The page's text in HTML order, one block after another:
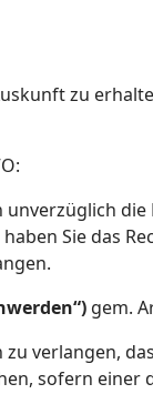
zu
unverzüglich
Sie das
gem.
verlangen,
sofern